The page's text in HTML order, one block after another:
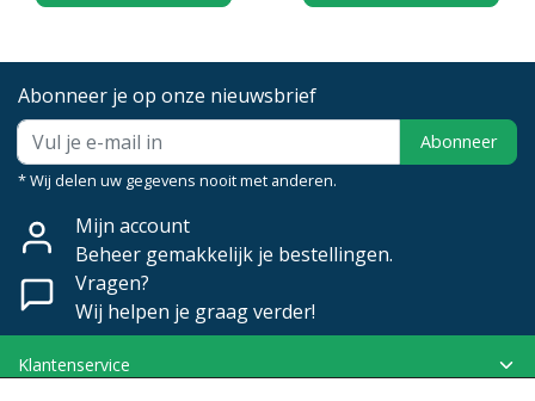
Abonneer je op onze nieuwsbrief
Abonneer
* Wij delen uw gegevens nooit met anderen.
Mijn account
Beheer gemakkelijk je bestellingen.
Vragen?
Wij helpen je graag verder!
Klantenservice